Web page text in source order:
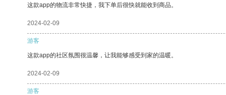
这款app的物流非常快捷，我下单后很快就能收到商品。
2024-02-09
游客
这款app的社区氛围很温馨，让我能够感受到家的温暖。
2024-02-09
游客